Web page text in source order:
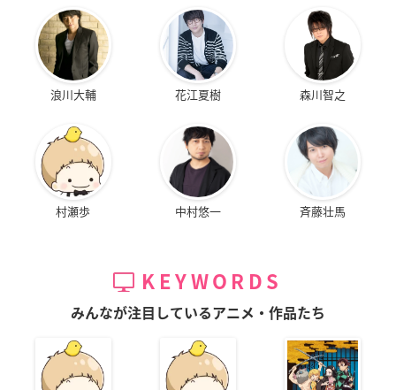
浪川大輔 花江夏樹 森川智之
村瀬歩 中村悠一 斉藤壮馬
KEYWORDS
みんなが注目しているアニメ・作品たち